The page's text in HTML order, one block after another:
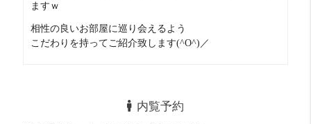
辛口コメント
どのエリアも多くなっているので
ますｗ
相性の良いお部屋に巡り会えるよう
こだわりを持ってご紹介致します(^O^)／
内覧予約